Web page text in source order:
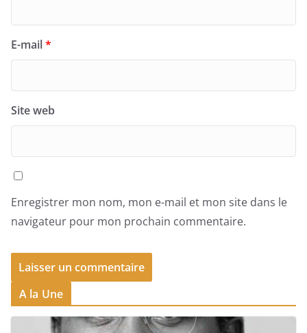
E-mail*
Site web
Enregistrer mon nom, mon e-mail et mon site dans le
navigateur pour mon prochain commentaire.
A la Une